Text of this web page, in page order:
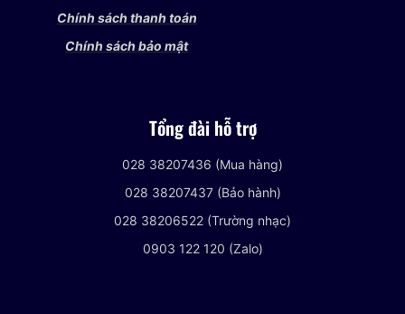
Chính sách thanh toán
Chính sách bảo mật
Tổng đài hỗ trợ
028 38207436 (Mua hàng)
028 38207437 (Bảo hành)
028 38206522 (Trường nhạc)
0903 122 120 (Zalo)